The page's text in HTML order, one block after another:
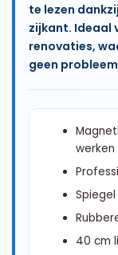
te lezen
zijkant. Ideaal
renovaties,
geen
werken
40 cm